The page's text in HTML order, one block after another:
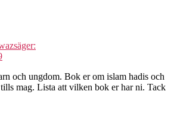
säger:
och ungdom. Bok er om islam hadis och
mag. Lista att vilken bok er har ni. Tack